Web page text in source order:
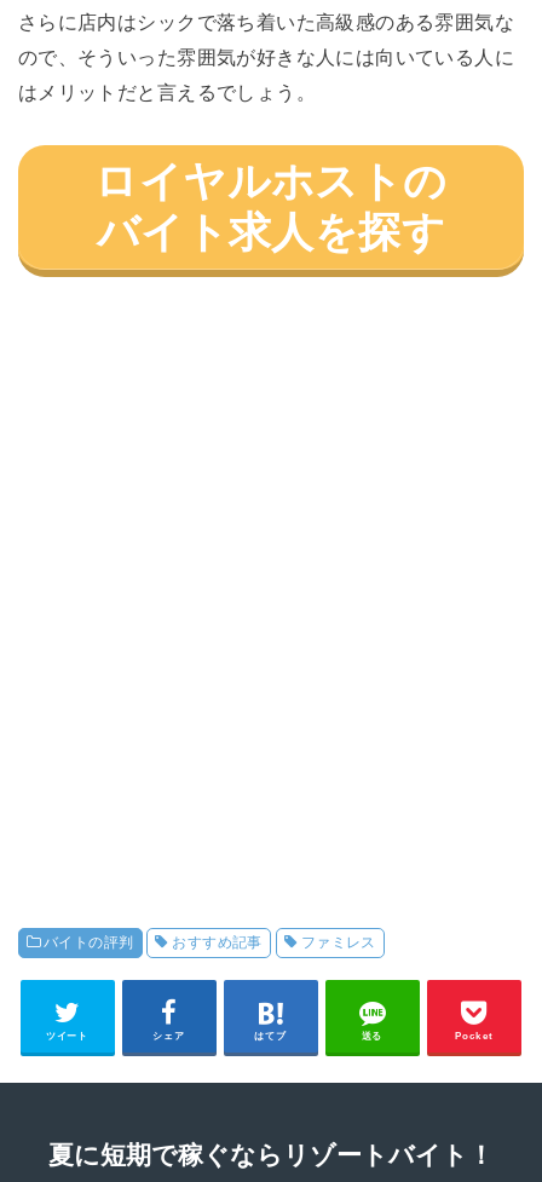
さらに店内はシックで落ち着いた高級感のある雰囲気な
ので、そういった雰囲気が好きな人には向いている人に
はメリットだと言えるでしょう。
ロイヤルホストの
バイト求人を探す
バイトの評判 おすすめ記事 ファミレス
ツイート シェア はてブ 送る Pocket
夏に短期で稼ぐならリゾートバイト！